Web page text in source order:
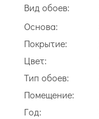
Вид обоев:
Основа:
Покрытие:
Цвет:
Тип обоев:
Помещение:
Год: